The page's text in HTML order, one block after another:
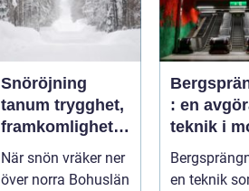
Snöröjning
tanum trygghet,
framkomlighet
och mindre
stress i vintern
När snön vräker ner
över norra Bohuslän
: en
teknik i
en teknik